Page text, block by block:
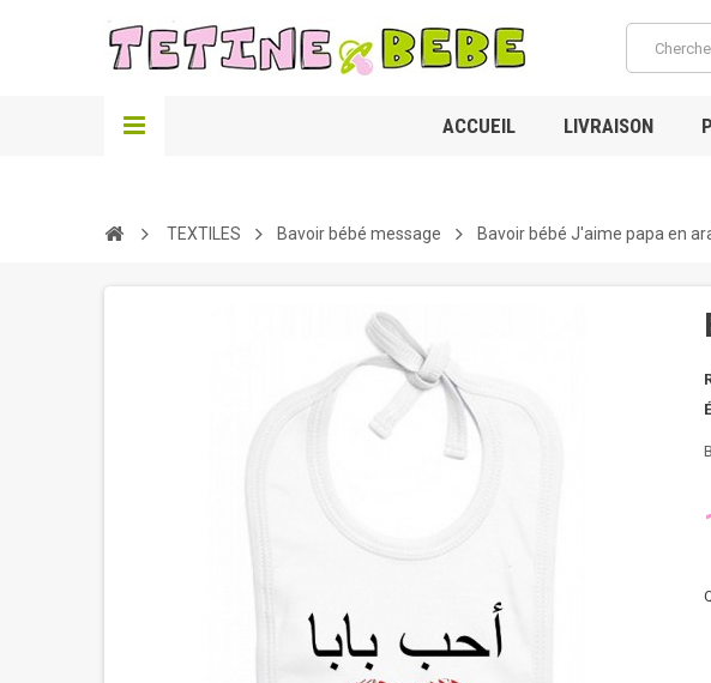
ACCUEIL LIVRAISON
TEXTILES Bavoir bébé message Bavoir bébé J'aime papa en